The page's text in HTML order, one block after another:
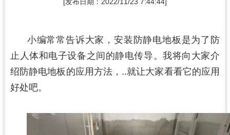
[发布日期：2022/11/23 7:44:44]
小编常常告诉大家，安装防静电地板是为了防
止人体和电子设备之间的静电传导。我将向大家介
绍防静电地板的应用方法，..就让大家看看它的应用
好处吧。